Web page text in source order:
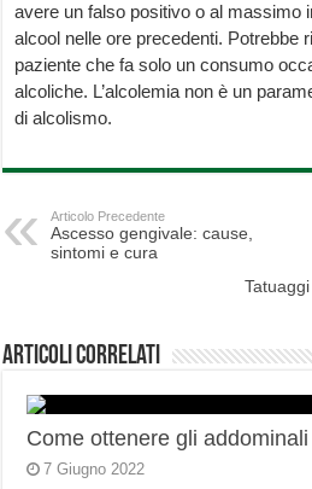
avere un falso positivo o al massimo
alcool nelle ore precedenti. Potrebbe
paziente che fa solo un consumo
alcoliche. L’alcolemia non è un
di alcolismo.
Articolo Precedente
Ascesso gengivale: cause,
sintomi e cura
Articoli correlati
Come ottenere gli
7 Giugno 2022